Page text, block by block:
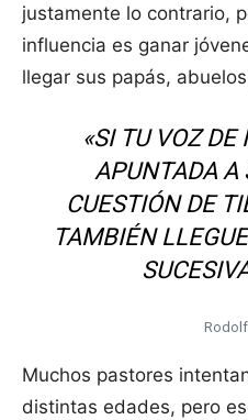
justamente lo contrario,
influencia es ganar
llegar sus papás,
«SI TU VOZ DE
APUNTADA A
CUESTIÓN DE
TAMBIÉN
Muchos pastores
distintas edades, pero